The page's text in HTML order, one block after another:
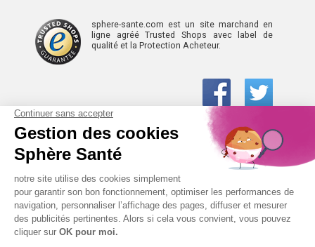
sphere-sante.com est un site marchand en
ligne agréé Trusted Shops avec label de
qualité et la Protection Acheteur.
01 61 30 15 94
(prix d’un appel local)
CONTACTEZ-NOUS
SPHÈRE-SANTÉ © 2026